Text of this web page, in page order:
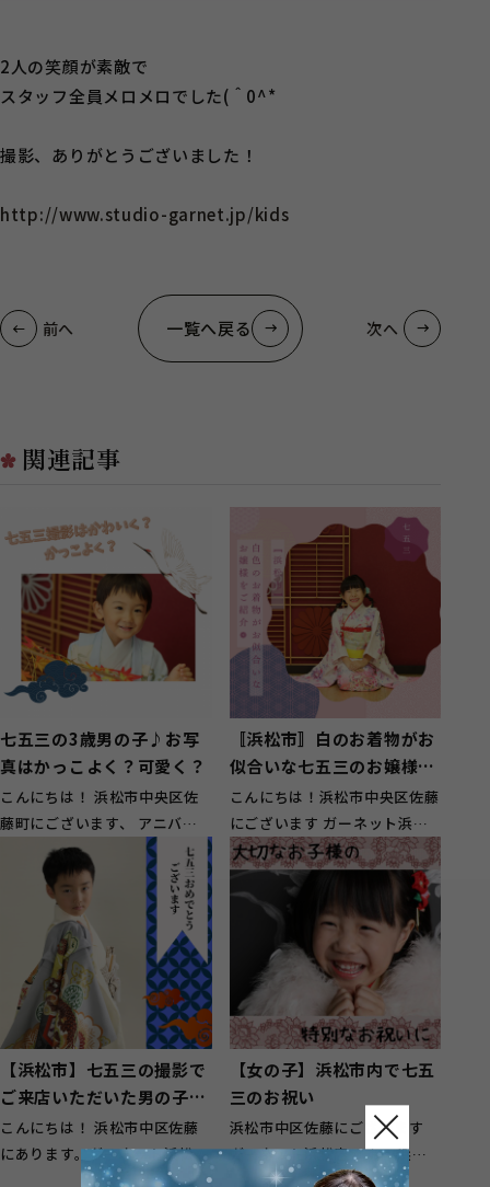
2人の笑顔が素敵で
スタッフ全員メロメロでした(＾0^*
撮影、ありがとうございました！
http://www.studio-garnet.jp/kids
前へ 一覧へ戻る 次へ
関連記事
七五三の3歳男の子♪お写
真はかっこよく？可愛く？
こんにちは！ 浜松市中央区佐
藤町にございます、 アニバー
サリースタジオガーネット浜松
店です(∩&...
〚浜松市〛白のお着物がお
似合いな七五三のお嬢様を
ご紹介❁
こんにちは！浜松市中央区佐藤
にございます ガーネット浜松
店です。 はたちの集いの振袖
レン...
【浜松市】七五三の撮影で
ご来店いただいた男の子を
ご紹介☆
こんにちは！ 浜松市中区佐藤
にあります。ガーネット浜松店
です！ 当店は衣装レンタルや
【女の子】浜松市内で七五
三のお祝い
浜松市中区佐藤にございます
ガーネット浜松店です。 浜松
市内のお客様を中心に 磐田市